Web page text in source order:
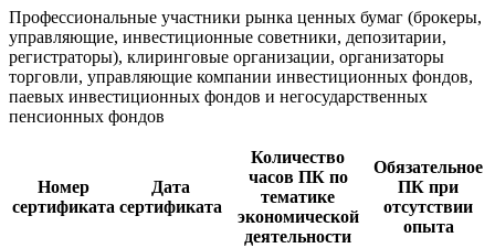
Профессиональные участники рынка ценных бумаг (брокеры,
управляющие, инвестиционные советники, депозитарии,
регистраторы), клиринговые организации, организаторы
торговли, управляющие компании инвестиционных фондов,
паевых инвестиционных фондов и негосударственных
пенсионных фондов
Номер
сертификата
Дата
сертификата
Количество
часов ПК по
тематике
экономической
деятельности
Обязательное
ПК при
отсутствии
опыта